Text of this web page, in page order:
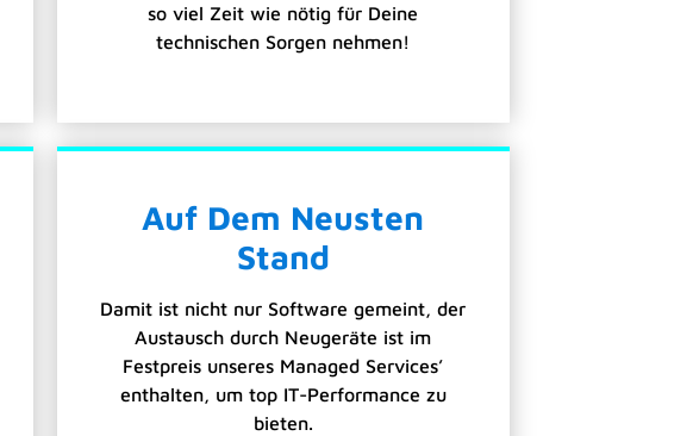
so viel Zeit wie nötig für Deine
technischen Sorgen nehmen!
Auf Dem Neusten
Stand
Damit ist nicht nur Software gemeint, der
Austausch durch Neugeräte ist im
Festpreis unseres Managed Services’
enthalten, um top IT-Performance zu
bieten.